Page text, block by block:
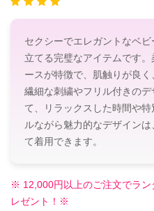
セクシーでエレガントなベ
立てる完璧なアイテムです
ースが特徴で、肌触りが良く
繊細な刺繍やフリル付きの
て、リラックスした時間や
ルながら魅力的なデザイン
て着用できます。
※ 12,000円以上のご注文でラ
レゼント！※